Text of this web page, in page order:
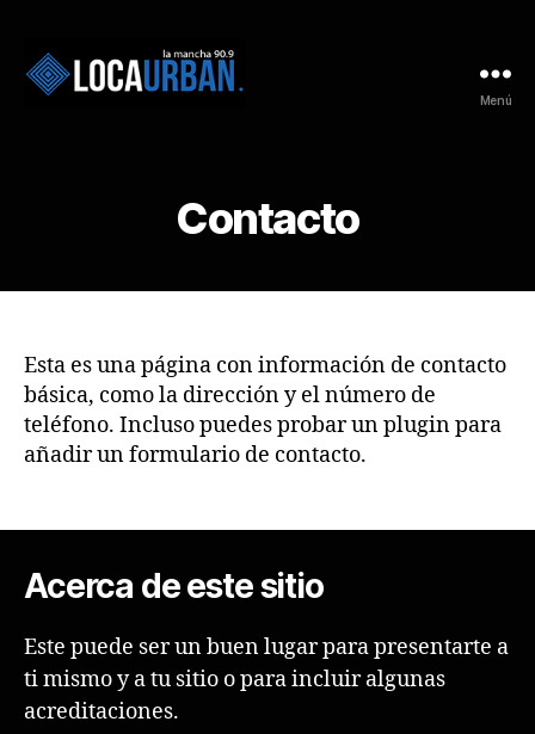
Menú
Contacto
Esta es una página con información de contacto
básica, como la dirección y el número de
teléfono. Incluso puedes probar un plugin para
añadir un formulario de contacto.
Acerca de este sitio
Este puede ser un buen lugar para presentarte a
ti mismo y a tu sitio o para incluir algunas
acreditaciones.